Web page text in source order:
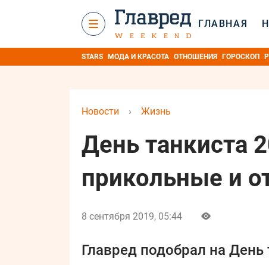
ГЛАВНАЯ
STARS МОДА И КРАСОТА ОТНОШЕНИЯ ГОРОСКОП
Новости › Жизнь
День танкиста
прикольные и
8 сентября 2019, 05:44
Главред подобрал на День